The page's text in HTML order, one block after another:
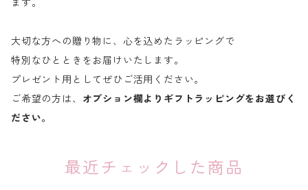
ます。
大切な方への贈り物に、心を込めたラッピングで
特別なひとときをお届けいたします。
プレゼント用としてぜひご活用ください。
ご希望の方は、 オプション欄よりギフトラッピングをお選びく
ださい。
最近チェックした商品